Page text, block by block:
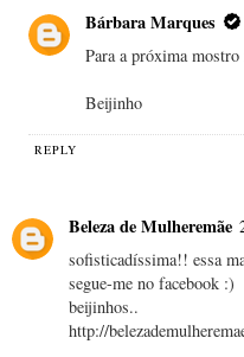
Bárbara Marques
Para a próxima
Beijinho
REPLY
Beleza de Mulheremãe
sofisticadíssima!! essa
segue-me no facebook :)
beijinhos..
http://